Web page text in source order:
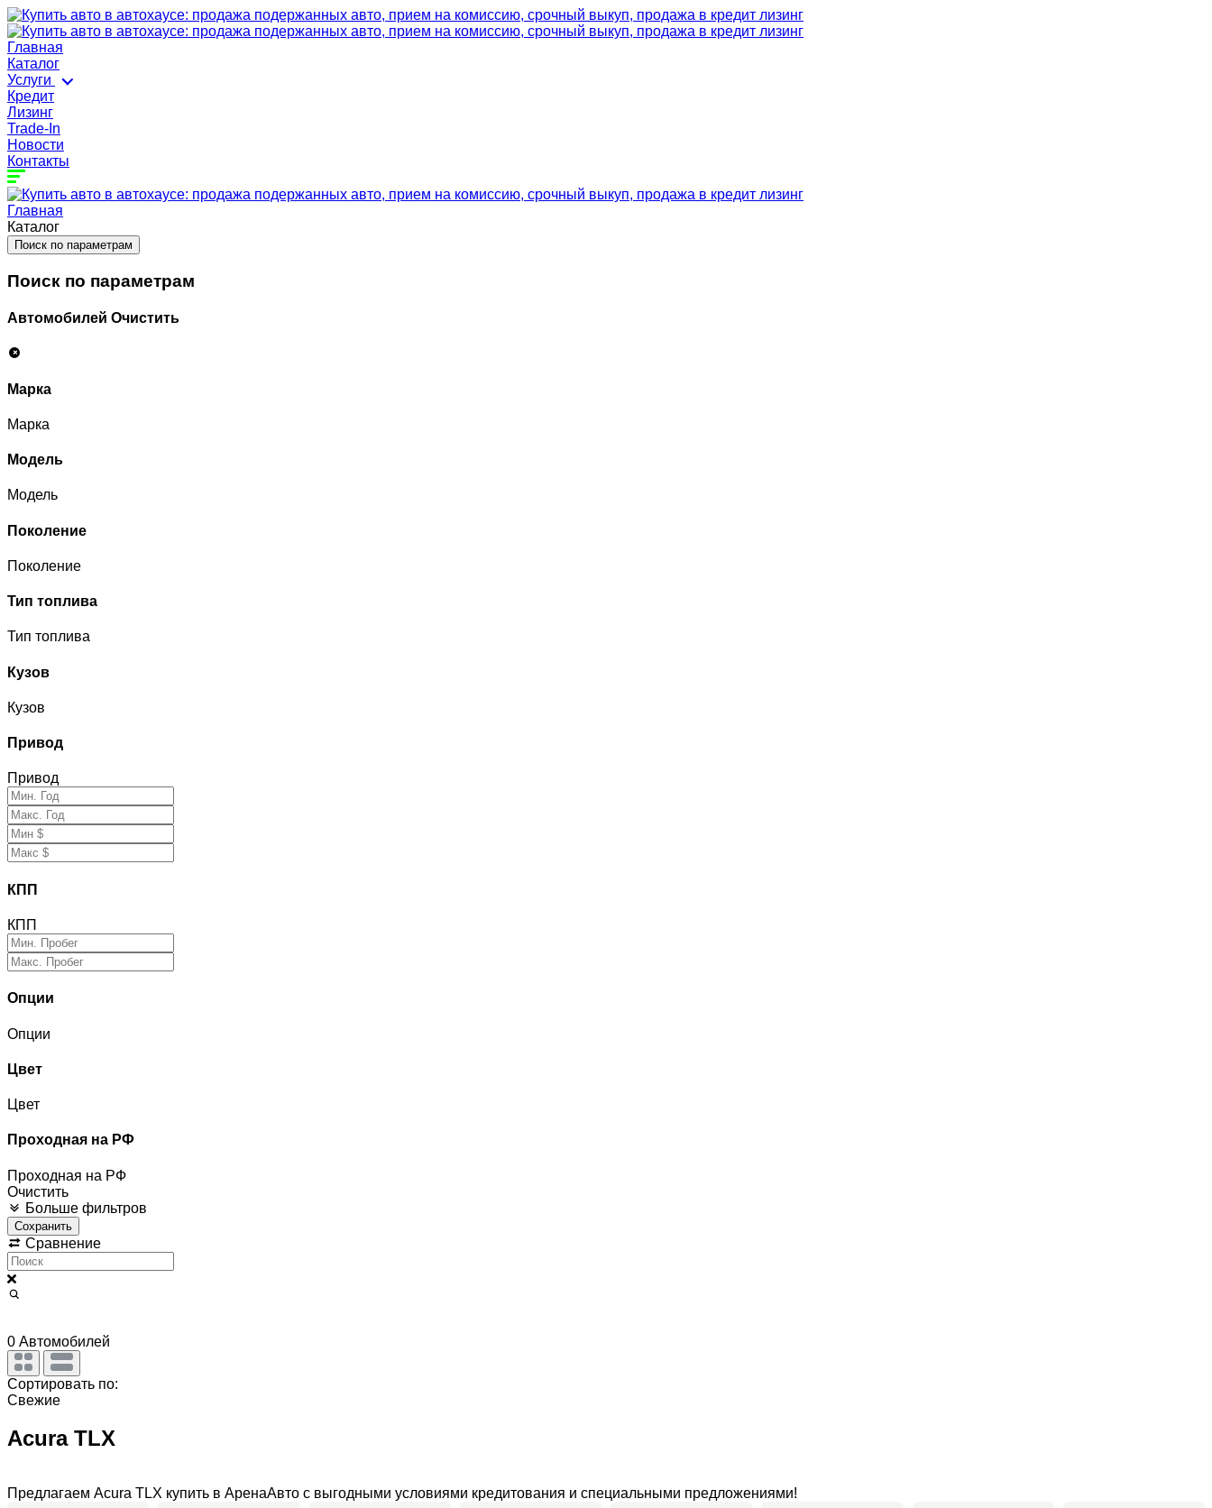
Главная
Каталог
Услуги
Кредит
Лизинг
Trade-In
Новости
Контакты
Главная
Каталог
Поиск по параметрам
Поиск по параметрам
Автомобилей Очистить
Марка
Марка
Модель
Модель
Поколение
Поколение
Тип топлива
Тип топлива
Кузов
Кузов
Привод
Привод
КПП
КПП
Опции
Опции
Цвет
Цвет
Проходная на РФ
Проходная на РФ
Очистить
Больше фильтров
Сохранить
Сравнение
0 Автомобилей
Сортировать по:
Свежие
Acura TLX
Предлагаем Acura TLX купить в АренаАвто с выгодными условиями кредитования и специальными предложениями!